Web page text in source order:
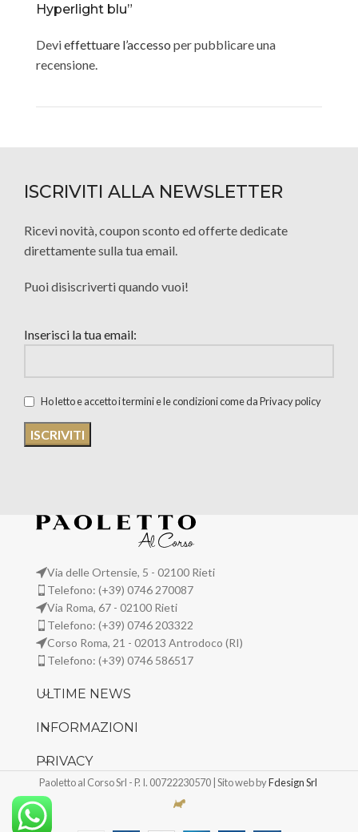
Hyperlight blu”
Devieffettuare l’accesso per pubblicare una
recensione.
ISCRIVITI ALLA NEWSLETTER
Ricevi novità, coupon sconto ed offerte dedicate
direttamente sulla tua email.
Puoi disiscriverti quando vuoi!
Inserisci la tua email:
Ho letto e accetto i termini e le condizioni come da Privacy policy
Via delle Ortensie, 5 - 02100 Rieti
Telefono: (+39) 0746 270087
Via Roma, 67 - 02100 Rieti
Telefono: (+39) 0746 203322
Corso Roma, 21 - 02013 Antrodoco (RI)
Telefono: (+39) 0746 586517
ULTIME NEWS
INFORMAZIONI
PRIVACY
Paoletto al Corso Srl - P. I. 00722230570 | Sito web byFdesign Srl